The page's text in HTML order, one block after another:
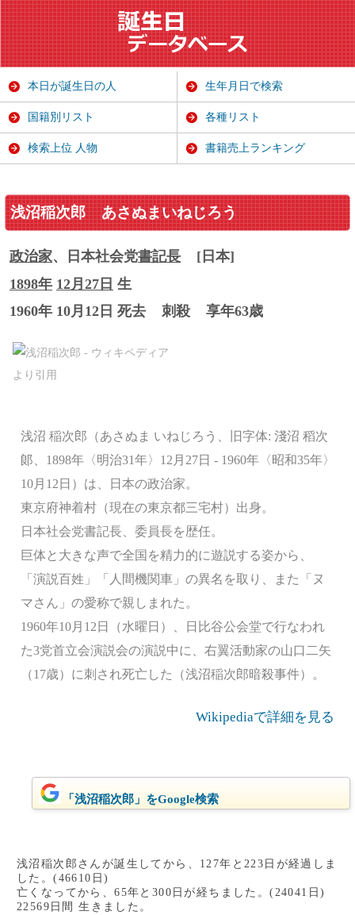
浅沼稲次郎 あさぬまいねじろう
政治家、日本社会党書記長
[日本]
1898年 12月27日 生
1960年 10月12日 死去
刺殺 享年63歳
浅沼 稲次郎（あさぬま いねじろう、旧字体: 淺沼 稻次󠄁
郞、1898年〈明治31年〉12月27日 - 1960年〈昭和35年〉
10月12日）は、日本の政治家。
東京府神着村（現在の東京都三宅村）出身。
日本社会党書記長、委員長を歴任。
巨体と大きな声で全国を精力的に遊説する姿から、
「演説百姓」「人間機関車」の異名を取り、また「ヌ
マさん」の愛称で親しまれた。
1960年10月12日（水曜日）、日比谷公会堂で行なわれ
た3党首立会演説会の演説中に、右翼活動家の山口二矢
（17歳）に刺され死亡した（浅沼稲次郎暗殺事件）。
Wikipediaで詳細を見る
「浅沼稲次郎」をGoogle検索
浅沼稲次郎さんが誕生してから、127年と223日が経過しま
した。(46610日)
亡くなってから、65年と300日が経ちました。(24041日)
22569日間 生きました。
本日が誕生日の人 生年月日で検索
国籍別リスト 各種リスト
検索上位 人物 書籍売上ランキング